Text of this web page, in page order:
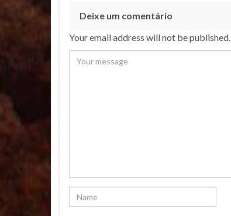
Deixe um comentário
Your email address will not be published.